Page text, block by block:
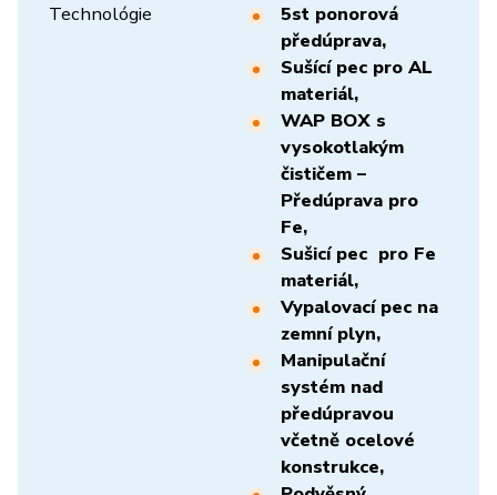
Technológie
5st ponorová
předúprava,
Sušící pec pro AL
materiál,
WAP BOX s
vysokotlakým
čističem –
Předúprava pro
Fe,
Sušicí pec pro Fe
materiál,
Vypalovací pec na
zemní plyn,
Manipulační
systém nad
předúpravou
včetně ocelové
konstrukce,